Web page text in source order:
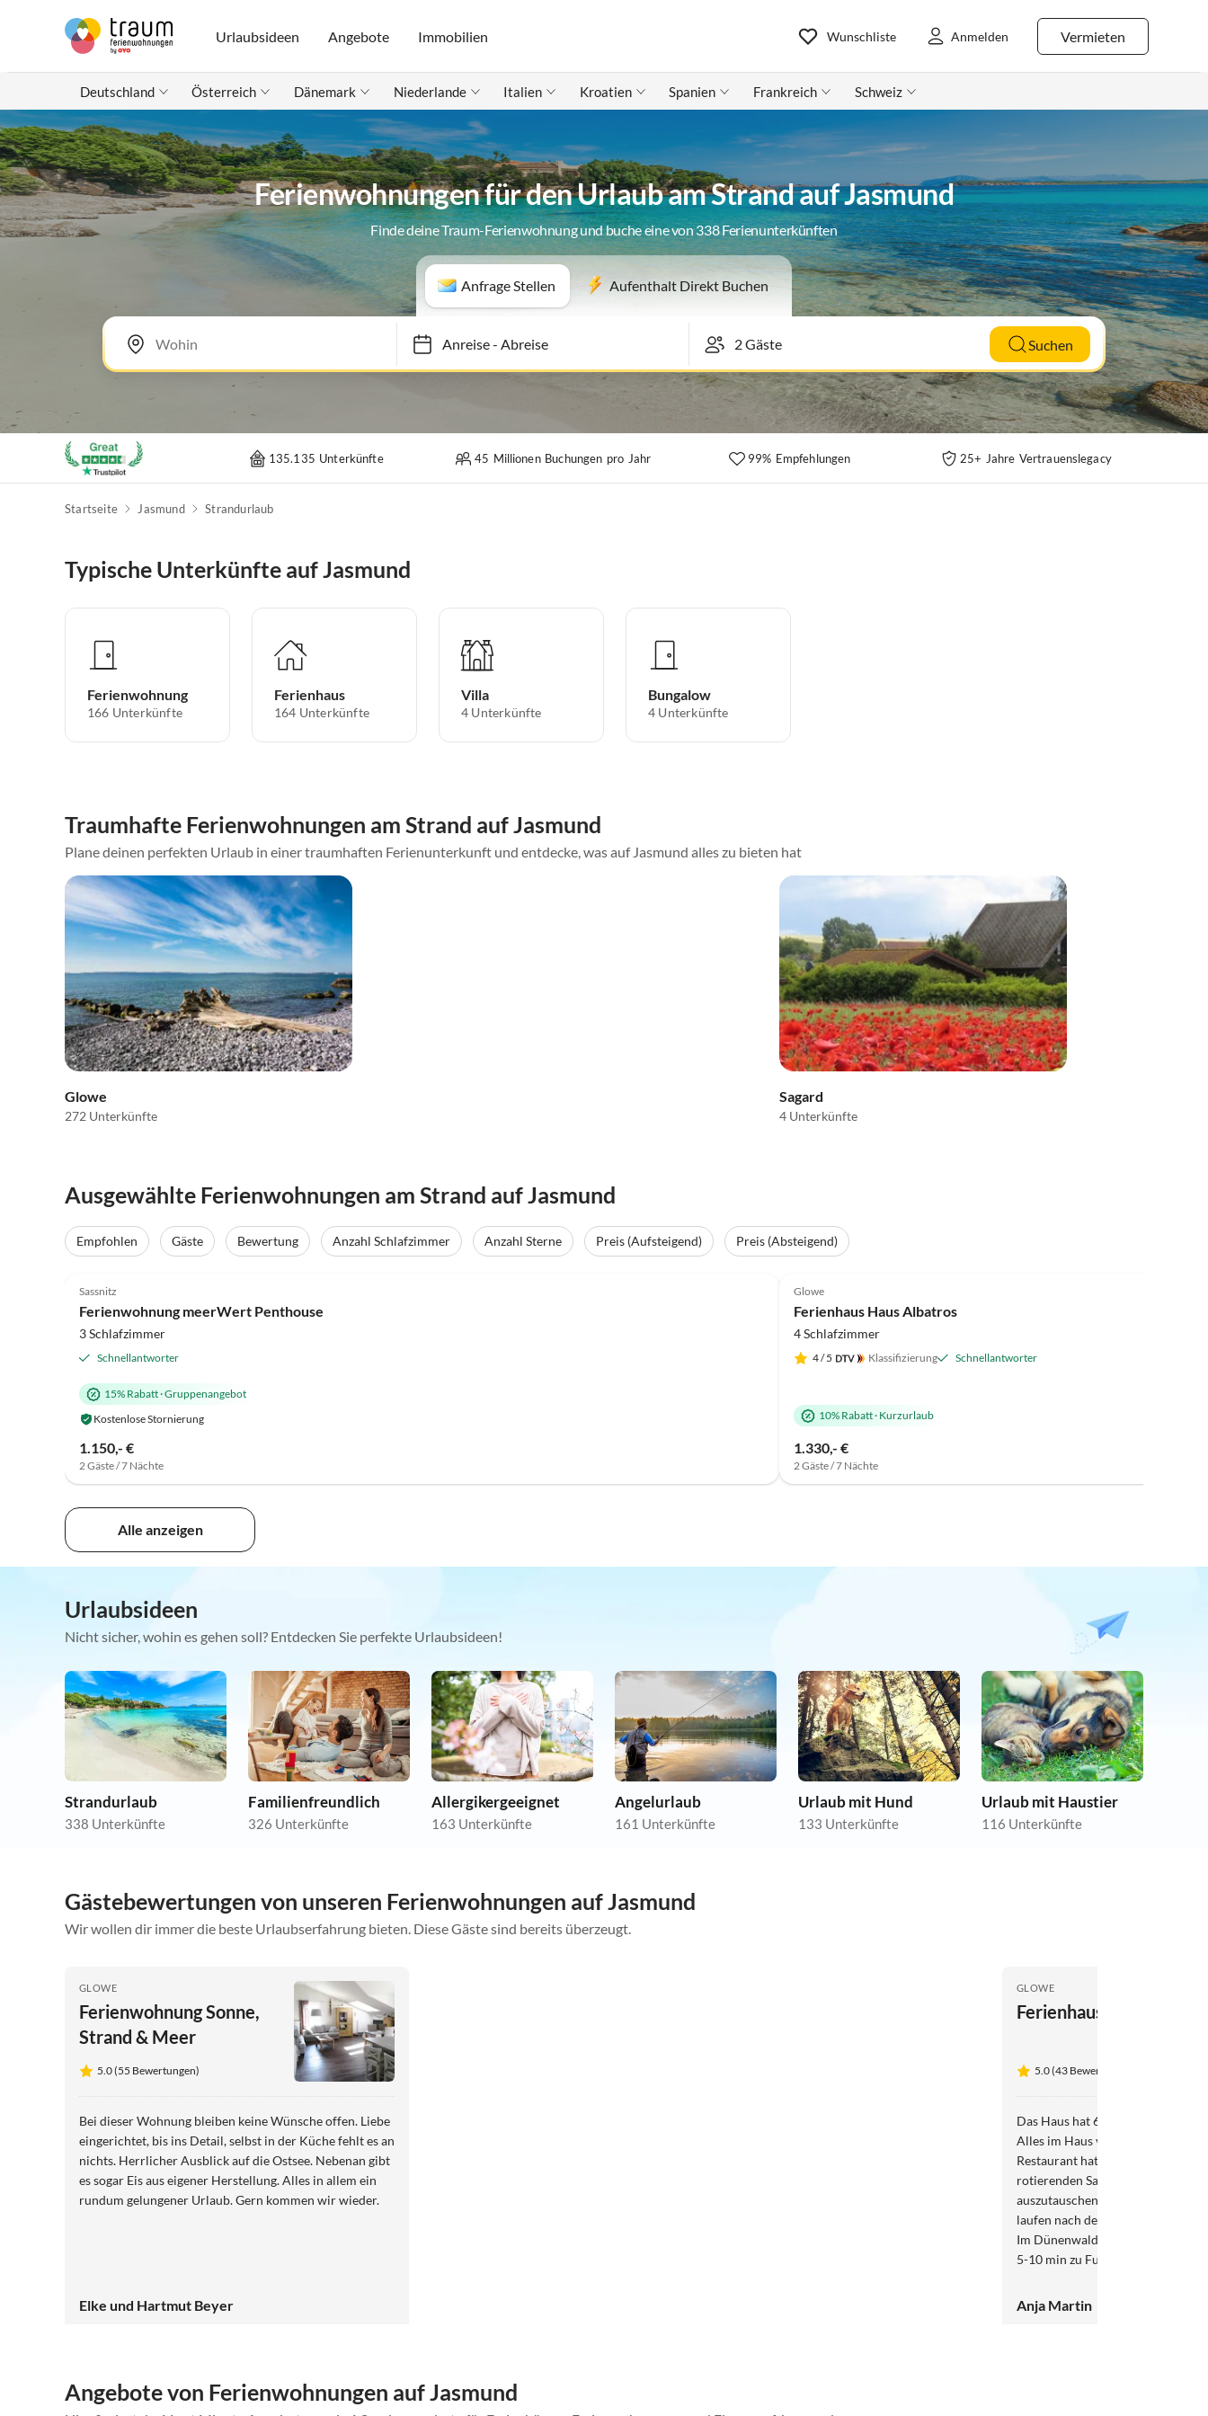
Urlaubsideen Angebote Immobilien Vermieten
Wunschliste Anmelden
Deutschland Österreich Dänemark Niederlande Italien Kroatien Spanien Frankreich Schweiz
Ferienwohnungen für den Urlaub am Strand auf Jasmund
Finde deine Traum-Ferienwohnung und buche eine von 338 Ferienunterkünften
Anfrage Stellen Aufenthalt Direkt Buchen
Anreise- Abreise Suchen
135.135 Unterkünfte 45 Millionen Buchungen pro Jahr 99% Empfehlungen 25+ Jahre Vertrauenslegacy
Startseite Jasmund Strandurlaub
Typische Unterkünfte auf Jasmund
Ferienwohnung
166 Unterkünfte
Ferienhaus
164 Unterkünfte
Villa
4 Unterkünfte
Bungalow
4 Unterkünfte
Traumhafte Ferienwohnungen am Strand auf Jasmund
Plane deinen perfekten Urlaub in einer traumhaften Ferienunterkunft und entdecke, was auf Jasmund alles zu bieten hat
Glowe
272 Unterkünfte
Sagard
4 Unterkünfte
Ausgewählte Ferienwohnungen am Strand auf Jasmund
Empfohlen Gäste Bewertung Anzahl Schlafzimmer Anzahl Sterne Preis (Aufsteigend) Preis (Absteigend)
Sassnitz
Ferienwohnung meerWert Penthouse
3 Schlafzimmer
Schnellantworter
15% Rabatt·Gruppenangebot
Kostenlose Stornierung
1.150,- €
2 Gäste / 7 Nächte
Glowe
Ferienhaus Haus Albatros
4 Schlafzimmer
4/ 5 Klassifizierung Schnellantworter
10% Rabatt· Kurzurlaub
1.330,- €
2 Gäste / 7 Nächte
Alle anzeigen
Urlaubsideen
Nicht sicher, wohin es gehen soll? Entdecken Sie perfekte Urlaubsideen!
Strandurlaub
338 Unterkünfte
Familienfreundlich
326 Unterkünfte
Allergikergeeignet
163 Unterkünfte
Angelurlaub
161 Unterkünfte
Urlaub mit Hund
133 Unterkünfte
Urlaub mit Haustier
116 Unterkünfte
Gästebewertungen von unseren Ferienwohnungen auf Jasmund
Wir wollen dir immer die beste Urlaubserfahrung bieten. Diese Gäste sind bereits überzeugt.
GLOWE
Ferienwohnung Sonne,
Strand & Meer
5.0 (55 Bewertungen)
Bei dieser Wohnung bleiben keine Wünsche offen. Liebe
eingerichtet, bis ins Detail, selbst in der Küche fehlt es an
nichts. Herrlicher Ausblick auf die Ostsee. Nebenan gibt
es sogar Eis aus eigener Herstellung. Alles in allem ein
rundum gelungener Urlaub. Gern kommen wir wieder.
Elke und Hartmut Beyer
GLOWE
Ferienhaus
5.0 (43 Bewertungen)
Das Haus hat 6 Schlafplätze das
Alles im Haus vorhanden, wenn
Restaurant hat. Die Sauna bietet
rotierenden Saunieren macht es
auszutauschen. Die Wiese ist
laufen nach der Sauna. Wir
Im Dünenwald war es sehr ruhig.
5-10 min zu Fuß. Einkaufen ist
Anja Martin
Angebote von Ferienwohnungen auf Jasmund